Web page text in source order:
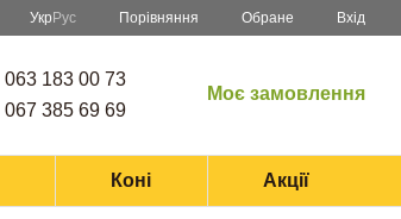
Укр Рус Порівняння Обране Вхід
063 183 00 73
067 385 69 69
Моє замовлення
Коні Акції